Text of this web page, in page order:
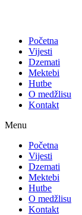
Početna
Vijesti
Dzemati
Mektebi
Hutbe
O medžlisu
Kontakt
Menu
Početna
Vijesti
Dzemati
Mektebi
Hutbe
O medžlisu
Kontakt